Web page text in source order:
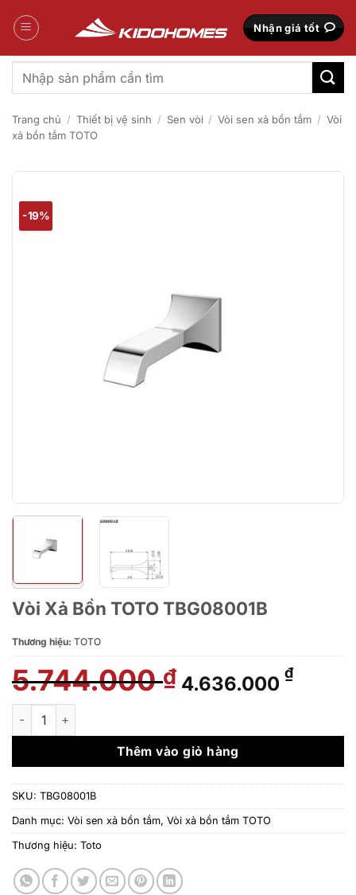
qua
Nhận giá tốt
Tìm
kiếm:
Trang chủ / Thiết bị vệ sinh / Sen vòi / Vòi sen xả bồn tắm / Vòi
xả bồn tắm TOTO
-19%
Vòi Xả Bồn TOTO TBG08001B
Thương hiệu: TOTO
5.744.000₫ Giá
gốc
5.744.000 ₫.
4.636.000 ₫Giá
là:
Vòi Xả Bồn TOTO TBG08001B số lượng
Thêm vào giỏ hàng
SKU: TBG08001B
Danh mục: Vòi sen xả bồn tắm, Vòi xả bồn tắm TOTO
Thương hiệu: Toto